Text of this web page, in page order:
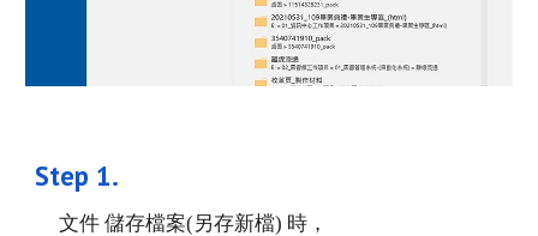
Step 1.
文件 儲存檔案(另存新檔) 時，